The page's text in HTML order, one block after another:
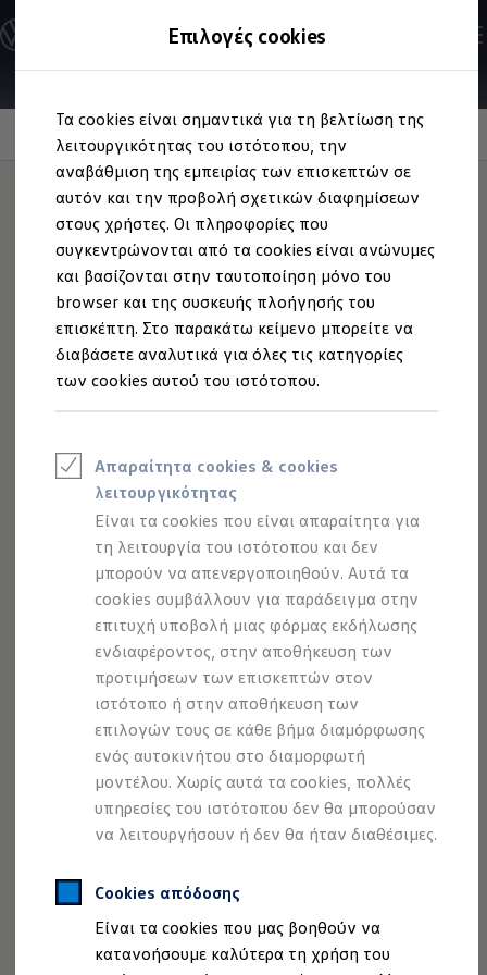
Επιλογές cookies
Τα cookies είναι σημαντικά για τη βελτίωση της
λειτουργικότητας του ιστότοπου, την
αναβάθμιση της εμπειρίας των επισκεπτών σε
αυτόν και την προβολή σχετικών διαφημίσεων
στους χρήστες. Οι πληροφορίες που
συγκεντρώνονται από τα cookies είναι ανώνυμες
και βασίζονται στην ταυτοποίηση μόνο του
browser και της συσκευής πλοήγησής του
επισκέπτη. Στο παρακάτω κείμενο μπορείτε να
διαβάσετε αναλυτικά για όλες τις κατηγορίες
των cookies αυτού του ιστότοπου.
Απαραίτητα cookies & cookies
λειτουργικότητας
Είναι τα cookies που είναι απαραίτητα για
τη λειτουργία του ιστότοπου και δεν
μπορούν να απενεργοποιηθούν. Αυτά τα
cookies συμβάλλουν για παράδειγμα στην
επιτυχή υποβολή μιας φόρμας εκδήλωσης
ενδιαφέροντος, στην αποθήκευση των
προτιμήσεων των επισκεπτών στον
ιστότοπο ή στην αποθήκευση των
επιλογών τους σε κάθε βήμα διαμόρφωσης
ενός αυτοκινήτου στο διαμορφωτή
μοντέλου. Χωρίς αυτά τα cookies, πολλές
υπηρεσίες του ιστότοπου δεν θα μπορούσαν
να λειτουργήσουν ή δεν θα ήταν διαθέσιμες.
Cookies απόδοσης
Είναι τα cookies που μας βοηθούν να
κατανοήσουμε καλύτερα τη χρήση του
στο
περιεχόμενο
στο
footer
Ανακαλύψτε τα Μοντέλα
Διαμορφώστε το Volkswagen σας
Επαγγελματικά Οχήματα Volkswagen
Ηλεκτρικά & eHybrid μοντέλα
Ηλεκτρικά μοντέλα
ID.3 Neo
Νέο ID. Polo
ID.4
ID.4 GTX
ID.5
ID.5 GTX
ID.7
ID.7 GTX
ID. Buzz
ID. Buzz Cargo
ID. CROSS
eHybrid μοντέλα
Golf GTE
Νέο Tayron ehybrid
e-Tools για ηλεκτρικά αυτοκίνητα
Προσομοιωτής αυτονομίας
Προσομοιωτής χρόνου φόρτισης
Προσομοιωτής κόστους φόρτισης
ID. Ενημερώσεις λογισμικού
We Charge - Υπηρεσία Φόρτισης
Εύρεση δημόσιων σημείων φόρτισης
ID. Charger
Ενημέρωση ID.
Πλατφόρμα MEB
Μύθοι & Αλήθειες για την ηλεκτροκίνηση
Πού μπορώ να φορτίσω;
Πόσο μακριά μπορώ να φτάσω;
Πώς μπορώ να πληρώσω;
Πώς μπορώ να φορτίσω;
Η αντλία θερμότητας στα ID.
Η λειτουργία ανάκτησης ενέργειας κατά την
Το σύστημα πέδησης στα ID.
Διαθέσιμα νέα και μεταχειρισμένα αυτοκίνητα
Διαθέσιμα νέα αυτοκίνητα
Χρηματοδότηση και Leasing
Volkswagen Easy Living
Χρηματοδότηση Auto Credit
Χρηματοδότηση Classic Credit
Καινοτόμες Τεχνολογίες
Εξωτερικό
Εμφάνιση γεμάτη
αυτοπεποίθηση